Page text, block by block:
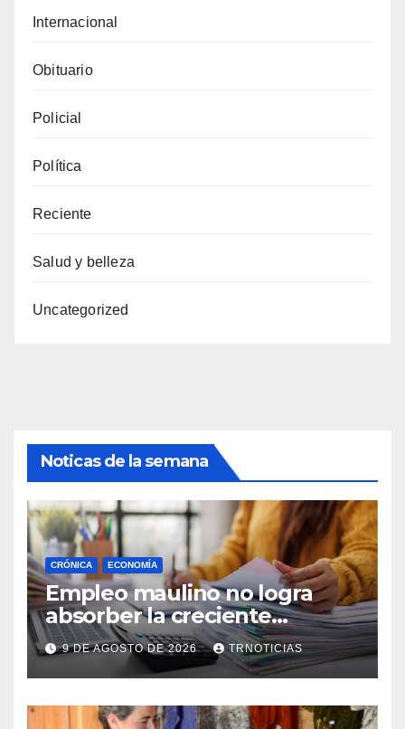
Internacional
Obituario
Policial
Política
Reciente
Salud y belleza
Uncategorized
Noticas de la semana
CRÓNICA ECONOMÍA
Empleo maulino no logra
absorber la creciente
demanda por trabajo
9 DE AGOSTO DE 2026 TRNOTICIAS